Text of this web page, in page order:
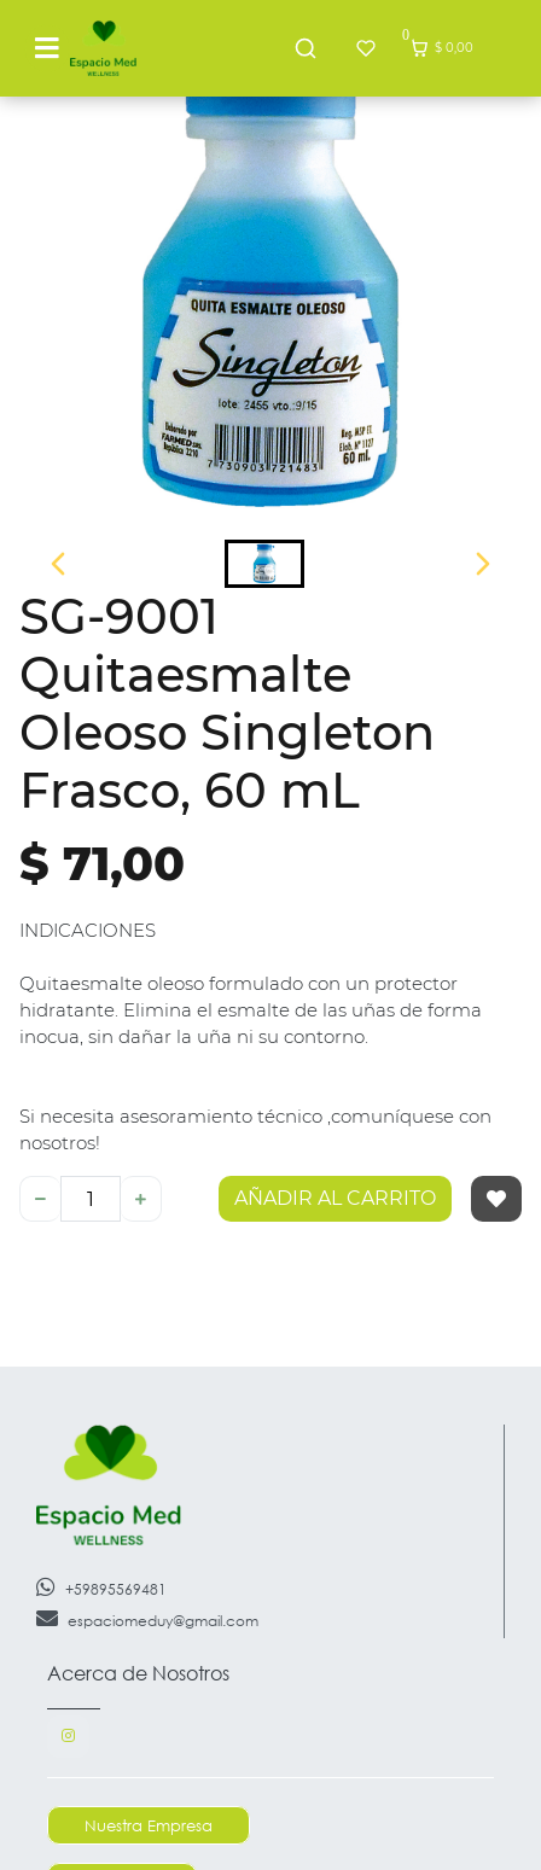
0
$ 0,00
SG-9001
Quitaesmalte
Oleoso Singleton
Frasco, 60 mL
$ 71,00
INDICACIONES
Quitaesmalte oleoso formulado con un protector
hidratante. Elimina el esmalte de las uñas de forma
inocua, sin dañar la uña ni su contorno.
Si necesita asesoramiento técnico ,comuníquese con
nosotros!
AÑADIR AL CARRITO
+59895569481
espaciomeduy@gmail.com
Acerca de Nosotros
Nuestra Empresa